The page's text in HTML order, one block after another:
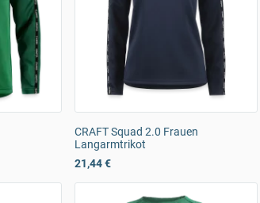
CRAFT Squad 2.0 Frauen
Langarmtrikot
21,44 €